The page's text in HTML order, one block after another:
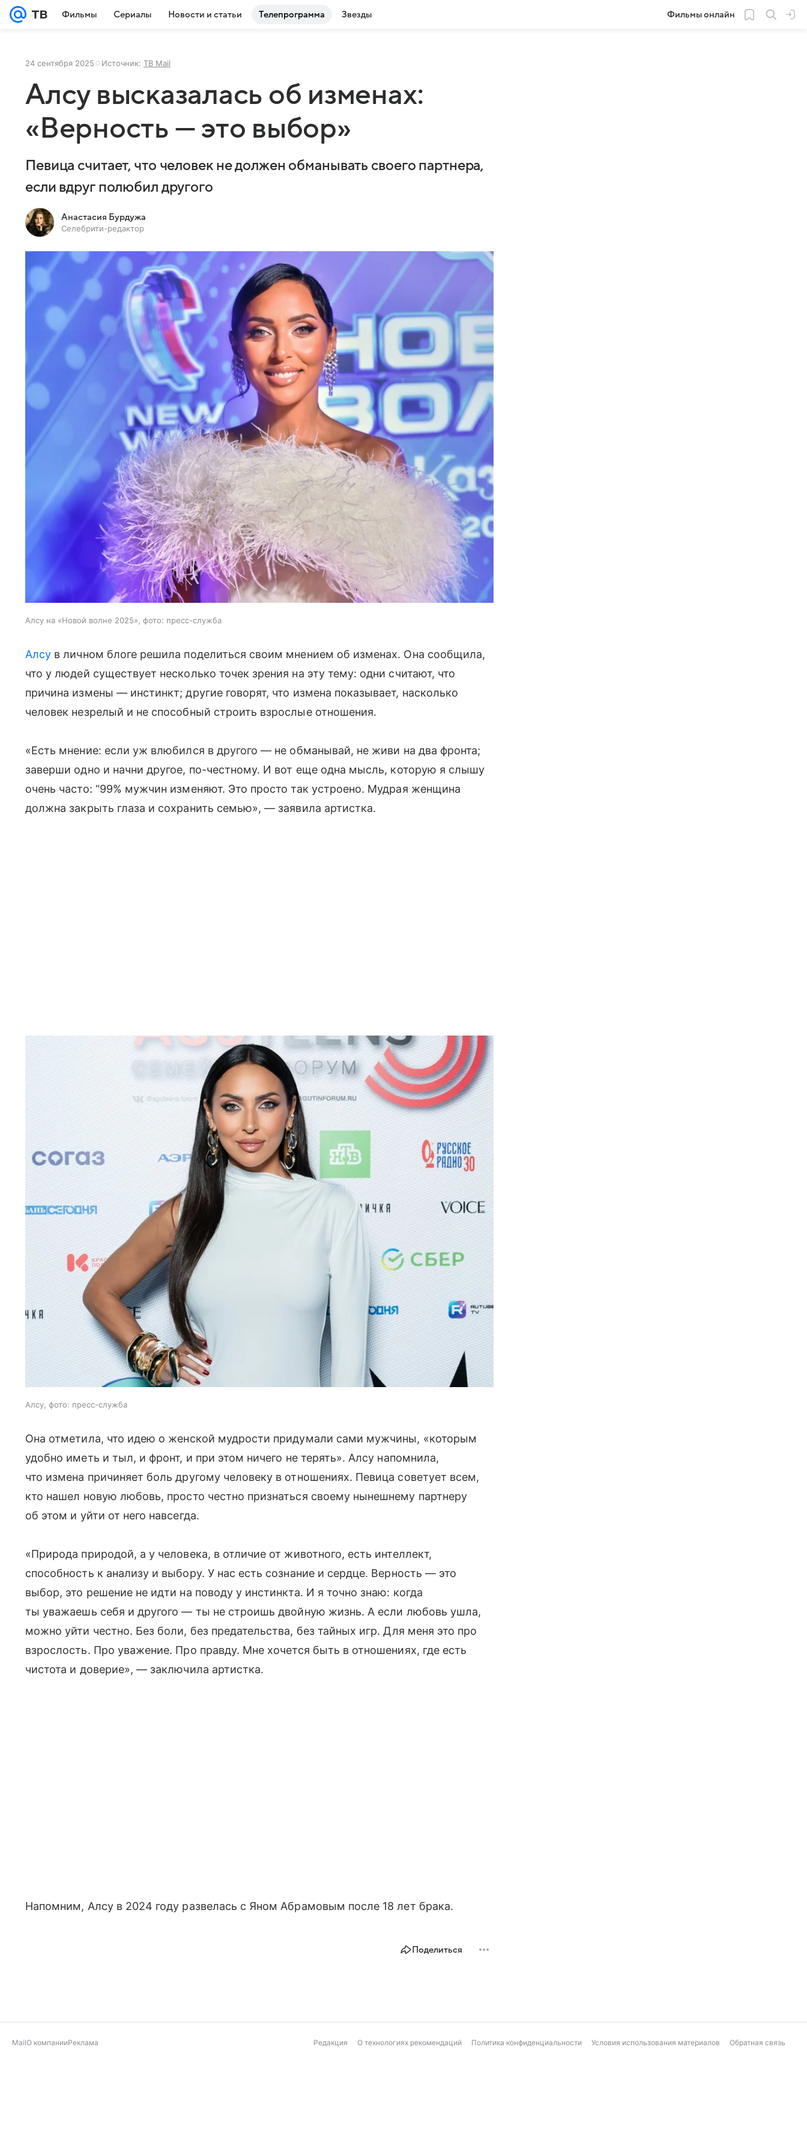
Фильмы Сериалы Новости и статьи Телепрограмма Звезды Фильмы онлайн
24 сентября 2025 Источник: ТВ Mail
Алсу высказалась об изменах:
«Верность — это выбор»
Певица считает, что человек не должен обманывать своего партнера,
если вдруг полюбил другого
Анастасия Бурдужа
Селебрити-редактор
Алсу на «Новой волне 2025», фото: пресс-служба
Алсу в личном блоге решила поделиться своим мнением об изменах. Она сообщила,
что у людей существует несколько точек зрения на эту тему: одни считают, что
причина измены — инстинкт; другие говорят, что измена показывает, насколько
человек незрелый и не способный строить взрослые отношения.
«Есть мнение: если уж влюбился в другого — не обманывай, не живи на два фронта;
заверши одно и начни другое, по-честному. И вот еще одна мысль, которую я слышу
очень часто: “99% мужчин изменяют. Это просто так устроено. Мудрая женщина
должна закрыть глаза и сохранить семью», — заявила артистка.
Алсу, фото: пресс-служба
Она отметила, что идею о женской мудрости придумали сами мужчины, «которым
удобно иметь и тыл, и фронт, и при этом ничего не терять». Алсу напомнила,
что измена причиняет боль другому человеку в отношениях. Певица советует всем,
кто нашел новую любовь, просто честно признаться своему нынешнему партнеру
об этом и уйти от него навсегда.
«Природа природой, а у человека, в отличие от животного, есть интеллект,
способность к анализу и выбору. У нас есть сознание и сердце. Верность — это
выбор, это решение не идти на поводу у инстинкта. И я точно знаю: когда
ты уважаешь себя и другого — ты не строишь двойную жизнь. А если любовь ушла,
можно уйти честно. Без боли, без предательства, без тайных игр. Для меня это про
взрослость. Про уважение. Про правду. Мне хочется быть в отношениях, где есть
чистота и доверие», — заключила артистка.
Напомним, Алсу в 2024 году развелась с Яном Абрамовым после 18 лет брака.
Поделиться
MailО компанииРеклама Редакция О технологиях рекомендаций Политика конфиденциальности Условия использования материалов Обратная связь